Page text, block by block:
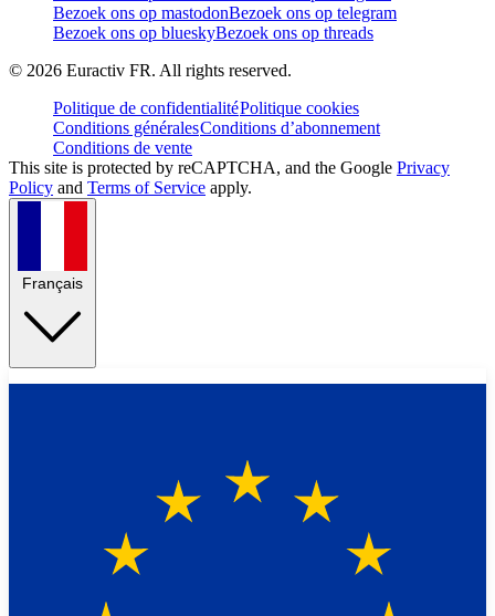
Bezoek ons op mastodonBezoek ons op telegram
Bezoek ons op blueskyBezoek ons op threads
© 2026 Euractiv FR. All rights reserved.
Politique de confidentialitéPolitique cookies
Conditions généralesConditions d’abonnement
Conditions de vente
This site is protected by reCAPTCHA, and the Google Privacy
Policy and Terms of Service apply.
Français